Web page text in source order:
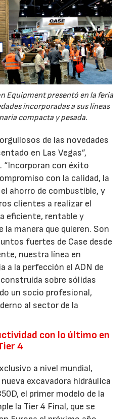
Equipment presentó en la feria
incorporadas a sus líneas
compacta y pesada.
de las novedades
en Las Vegas”,
“Incorporan con éxito
con la calidad, la
ahorro de combustible, y
clientes a realizar el
eficiente, rentable y
la manera que quieren. Son
fuertes de Case desde
nuestra línea en
a la perfección el ADN de
sobre sólidas
un socio profesional,
al sector de la
con lo último en
4
a nivel mundial,
excavadora hidráulica
el primer modelo de la
la Tier 4 Final, que se